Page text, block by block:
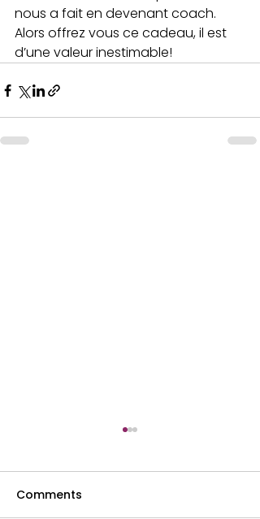
nous a fait en devenant coach.
Alors offrez vous ce cadeau, il est
d’une valeur inestimable!
Comments